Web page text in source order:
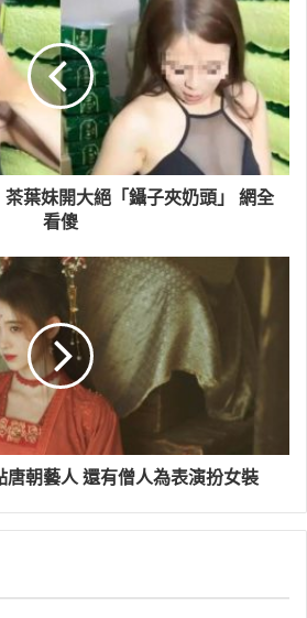
葉妹開大絕「鑷子夾奶頭」 網全
看傻
唐朝藝人 還有僧人為表演扮女裝